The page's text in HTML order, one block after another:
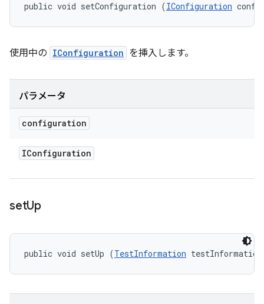
public void setConfiguration (IConfiguration
使用中の IConfiguration を挿入します。
パラメータ
configuration
IConfiguration
setUp
public void setUp (TestInformation